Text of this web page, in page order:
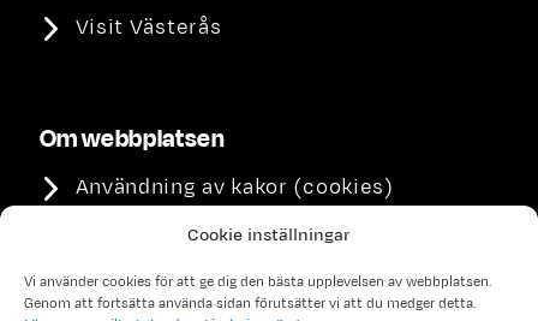
Cookie inställningar
Vi använder cookies för att ge dig den bästa upplevelsen av webbplatsen.
Genom att fortsätta använda sidan förutsätter vi att du medger detta.
Visit Västerås
Om webbplatsen
Användning av kakor (cookies)
Integritetspolicy
Tillgänglighet